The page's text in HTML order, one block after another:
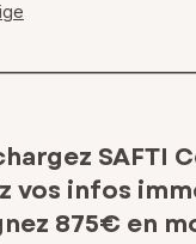
SAFTI
vos infos
875€ en